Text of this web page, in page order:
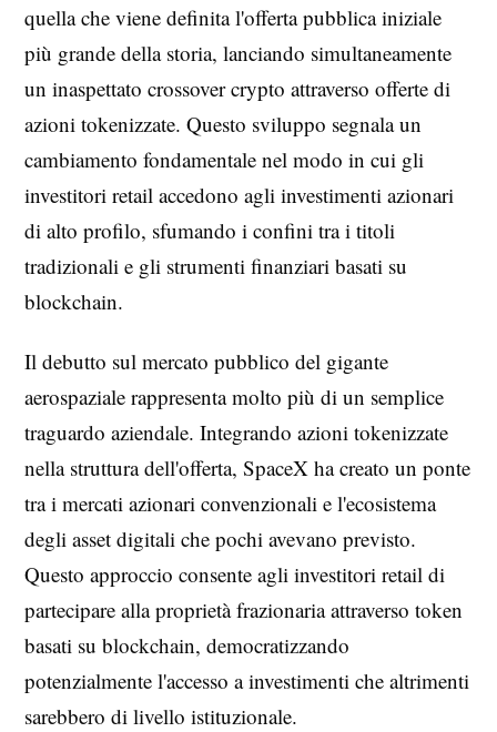
quella che viene definita l'offerta pubblica iniziale
più grande della storia, lanciando simultaneamente
un inaspettato crossover crypto attraverso offerte di
azioni tokenizzate. Questo sviluppo segnala un
cambiamento fondamentale nel modo in cui gli
investitori retail accedono agli investimenti azionari
di alto profilo, sfumando i confini tra i titoli
tradizionali e gli strumenti finanziari basati su
blockchain.
Il debutto sul mercato pubblico del gigante
aerospaziale rappresenta molto più di un semplice
traguardo aziendale. Integrando azioni tokenizzate
nella struttura dell'offerta, SpaceX ha creato un ponte
tra i mercati azionari convenzionali e l'ecosistema
degli asset digitali che pochi avevano previsto.
Questo approccio consente agli investitori retail di
partecipare alla proprietà frazionaria attraverso token
basati su blockchain, democratizzando
potenzialmente l'accesso a investimenti che altrimenti
sarebbero di livello istituzionale.